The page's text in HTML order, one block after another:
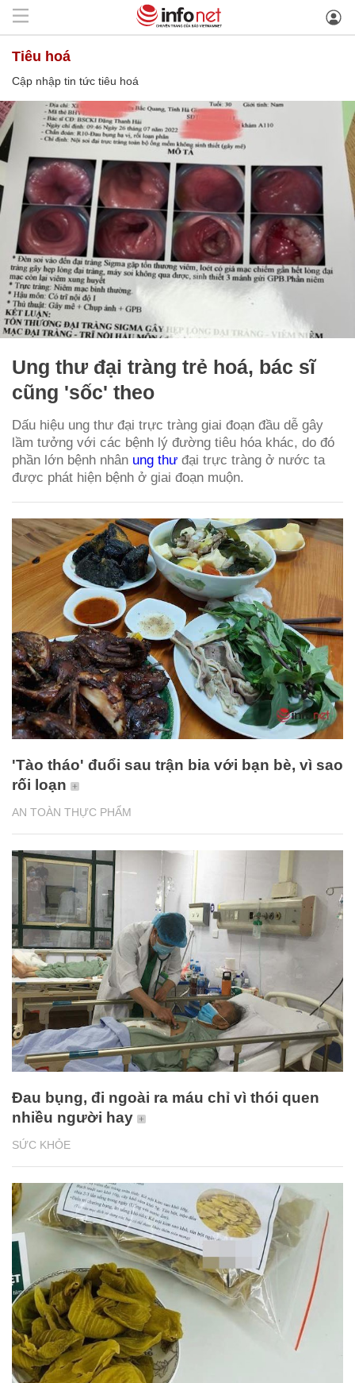
tiêu hoá
Cập nhập tin tức tiêu hoá
Ung thư đại tràng trẻ hoá, bác sĩ
cũng 'sốc' theo
Dấu hiệu ung thư đại trực tràng giai đoạn đầu dễ gây
lầm tưởng với các bệnh lý đường tiêu hóa khác, do đó
phần lớn bệnh nhân ung thư đại trực tràng ở nước ta
được phát hiện bệnh ở giai đoạn muộn.
AN TOÀN THỰC PHẨM
'Tào tháo' đuổi sau trận bia với bạn bè, vì sao
rối loạn
SỨC KHỎE
Đau bụng, đi ngoài ra máu chỉ vì thói quen
nhiều người hay